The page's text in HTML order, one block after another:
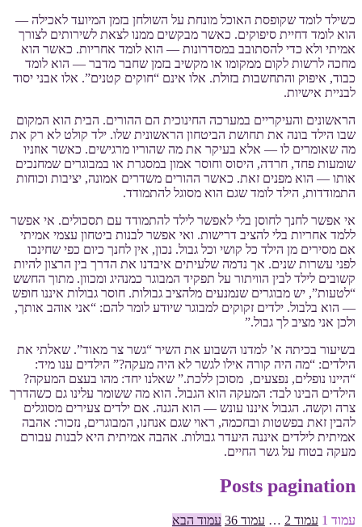
כשילד לומד שקופסת האוכל מונחת על השולחן בזמן המיועד לאכילה —
הוא לומד דחיית סיפוקים. כאשר מבקשים ממנו לצאת לשירותים לצורך
אמיתי ולא כדי להסתובב במסדרונות — הוא לומד אחריות. כאשר הוא
מחכה לרשות לקום ממקומו או מקשיב בזמן שחבר מדבר — הוא לומד
כבוד, איפוק והתחשבות בזולת. אלו אינם “חוקים קטנים”. אלו אבני יסוד
לבניית אישיות.
הראשונים והעיקריים במערכה החינוכית הם ההורים. הבית הוא המקום
שבו הילד בונה את תחושת הביטחון הראשונית שלו. ילד קולט לא רק את
מה שאומרים לו — אלא בעיקר את מה שהוריו מרגישים. כאשר אוזניו
שומעות פחד, חרדה, היסוס וחוסר אמון במסגרת או במבוגרים שמחנכים
אותו — הוא מפנים זאת. כאשר ההורים משדרים אמונה, יציבות וכוחות
התמודדות, הילד לומד שגם הוא מסוגל להתמודד.
אי אפשר לחנך לחוסן בלי לאפשר לילד להתמודד עם תסכולים. אי אפשר
ללמד אחריות בלי להציב דרישות. ואי אפשר לבנות ביטחון עצמי אמיתי
אם מסירים מן הילד כל קושי וכל גבול. נכון, אין לחנך כיום כפי שחינכו
לפני עשרות שנים. אך נדמה שלעיתים איבדנו את הדרך בין הרצון להיות
קשובים לילד לבין הוויתור על תפקיד המבוגר כמנהיג ומכוון. מתוך החשש
“לטעות”, יש מבוגרים שנמנעים מלהציב גבולות. חוסר גבולות איננו חופש
— הוא בלבול. ילדים זקוקים למבוגר שיודע לומר להם: “אני אוהב אותך,
ולכן אני מציב לך גבול.”
בשיעור בכיתה א’ למדנו השבוע את השיר “גשר צר מאוד”. שאלתי את
הילדים: “מה היה קורה אילו לגשר לא היה מעקה?” הילדים ענו מיד:
“היינו נופלים, נפצעים, מסוכן ללכת.” שאלנו יחד: מהו בעצם המעקה?
הילדים הבינו לבד: המעקה הוא הגבול. הוא מה ששומר עלינו גם כשהדרך
צרה וקשה. הגבול איננו עונש — הוא הגנה. אם ילדים צעירים מסוגלים
להבין זאת בפשטות ובחכמה, ראוי שגם אנחנו, המבוגרים, נזכור: אהבה
אמיתית לילדים איננה היעדר גבולות. אהבה אמיתית היא לבנות עבורם
מעקה בטוח על גשר החיים.
Posts pagination
עמוד 1 עמוד 2
… עמוד 36 עמוד הבא